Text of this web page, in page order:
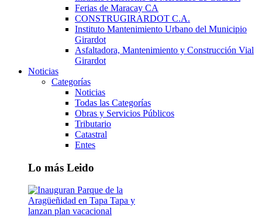
Ferias de Maracay CA
CONSTRUGIRARDOT C.A.
Instituto Mantenimiento Urbano del Municipio
Girardot
Asfaltadora, Mantenimiento y Construcción Vial
Girardot
Noticias
Categorías
Noticias
Todas las Categorías
Obras y Servicios Públicos
Tributario
Catastral
Entes
Lo más Leido